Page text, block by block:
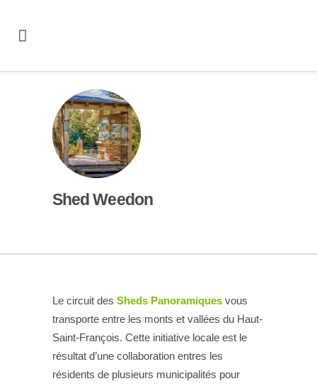
Shed Weedon
Le circuit des Sheds Panoramiques vous
transporte entre les monts et vallées du Haut-
Saint-François. Cette initiative locale est le
résultat d’une collaboration entres les
résidents de plusieurs municipalités pour